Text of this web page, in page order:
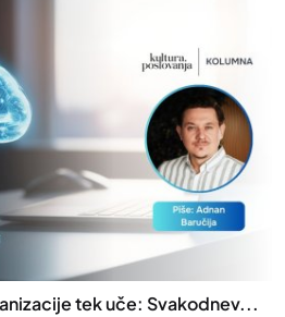
tek uče: Svakodnev...